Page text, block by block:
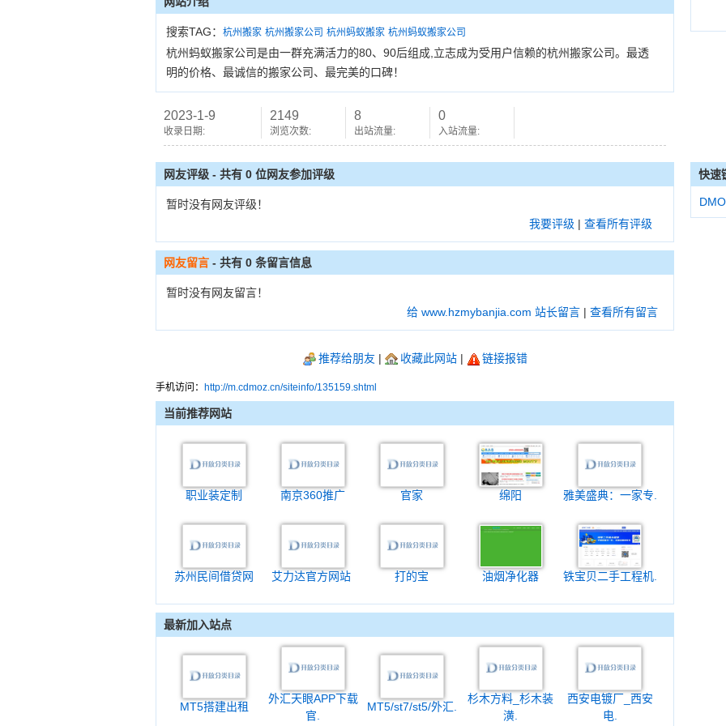
搜索TAG： 杭州搬家 杭州搬家公司 杭州蚂蚁搬家 杭州蚂蚁搬家公司
杭州蚂蚁搬家公司是由一群充满活力的80、90后组成,立志成为受用户信赖的杭州搬家公司。最透
明的价格、最诚信的搬家公司、最完美的口碑！
2023-1-9
收录日期:
2149
浏览次数:
8
出站流量:
0
入站流量:
网友评级 - 共有 0 位网友参加评级
暂时没有网友评级！
我要评级 | 查看所有评级
网友留言 - 共有 0 条留言信息
暂时没有网友留言！
给 www.hzmybanjia.com 站长留言 | 查看所有留言
推荐给朋友 | 收藏此网站| 链接报错
手机访问： http://m.cdmoz.cn/siteinfo/135159.shtml
当前推荐网站
职业装定制 南京360推广 官家 绵阳 雅美盛典：一家专.
苏州民间借贷网 艾力达官方网站 打的宝 油烟净化器 铁宝贝二手工程机.
最新加入站点
MT5搭建出租
外汇天眼APP下载
官.
MT5/st7/st5/外汇.
杉木方料_杉木装
潢.
西安电镀厂_西安
电.
快速